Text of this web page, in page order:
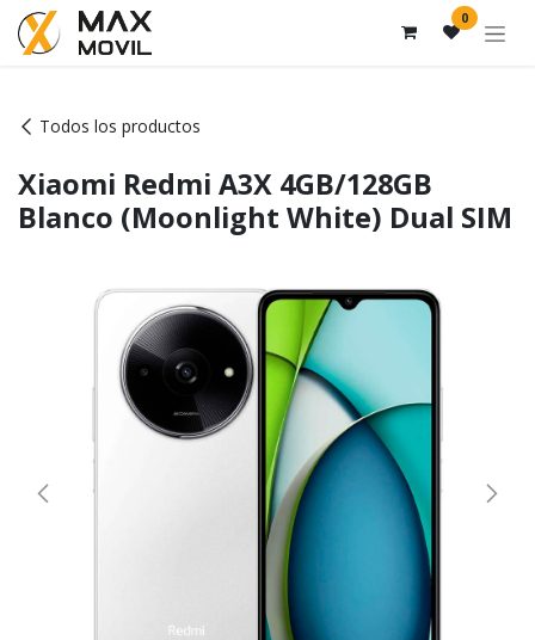
Ir al contenido 0
Todos los productos
Xiaomi Redmi A3X 4GB/128GB
Blanco (Moonlight White) Dual SIM